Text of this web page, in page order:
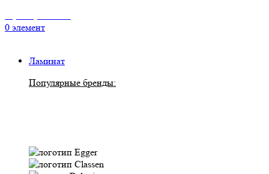
0 элемент
Ламинат
Популярные бренды: